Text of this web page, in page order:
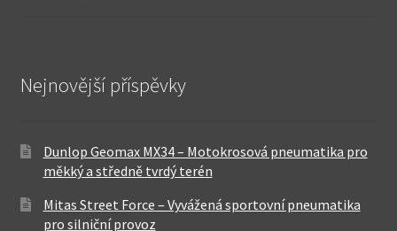
Nejnovější příspěvky
Dunlop Geomax MX34 – Motokrosová pneumatika pro
měkký a středně tvrdý terén
Mitas Street Force – Vyvážená sportovní pneumatika
pro silniční provoz